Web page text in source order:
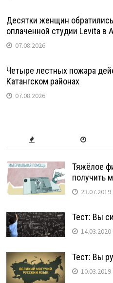
Десятки женщин
оплаченной студии Levita в
07.08.2026
Четыре лестных пожара
Катангском районах
07.08.2026
Тяжёлое
получить
23.07.2019
Тест: Вы
14.03.2020
Тест: Вы
10.03.2019